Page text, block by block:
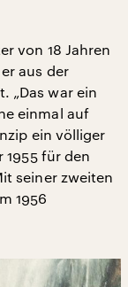
von 18 Jahren
aus der
„Das war ein
einmal auf
ein völliger
1955 für den
seiner zweiten
1956